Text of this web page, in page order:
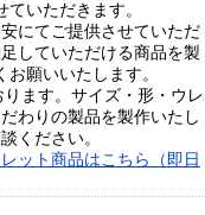
いただきます。
にてご提供させていただ
していただける商品を製
願いいたします。
ます。サイズ・形・ウレ
わりの製品を製作いたし
ください。
ット商品はこちら（即日